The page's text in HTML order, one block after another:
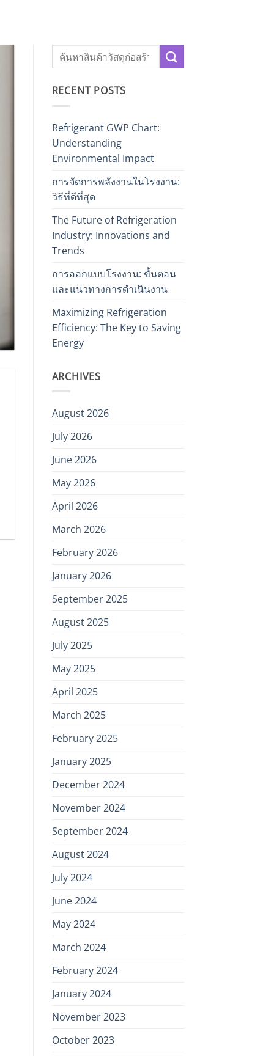
RECENT POSTS
Refrigerant GWP Chart:
Understanding
Environmental Impact
การจัดการพลังงานในโรงงาน:
วิธีที่ดีที่สุด
The Future of Refrigeration
Industry: Innovations and
Trends
การออกแบบโรงงาน: ขั้นตอน
และแนวทางการดำเนินงาน
Maximizing Refrigeration
Efficiency: The Key to Saving
Energy
ARCHIVES
August 2026
July 2026
June 2026
May 2026
April 2026
March 2026
February 2026
January 2026
September 2025
August 2025
July 2025
May 2025
April 2025
March 2025
February 2025
January 2025
December 2024
November 2024
September 2024
August 2024
July 2024
June 2024
May 2024
March 2024
February 2024
January 2024
November 2023
October 2023